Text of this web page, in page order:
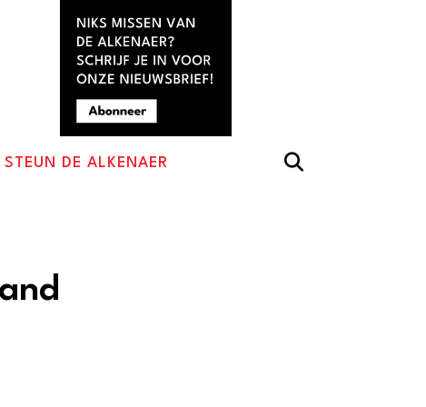
STEUN DE ALKENAER